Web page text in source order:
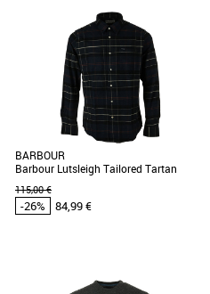
Vêtements Barbour pas cher et Promos
Vêtements Barbour
Barbour est un expert en matière de
classiques et cette chemise en est
l'illustration. Coupée en [...]
BARBOUR
Barbour Lutsleigh Tailored Tartan
115,00 €
-26% 84,99 €